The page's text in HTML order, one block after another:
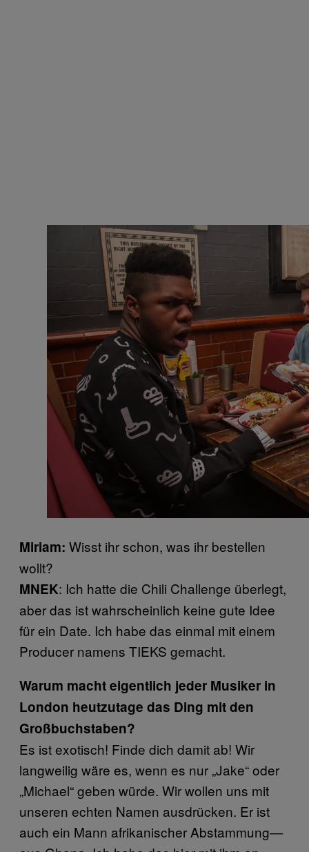
Miriam: Wisst ihr schon, was ihr bestellen
wollt?
MNEK: Ich hatte die Chili Challenge überlegt,
aber das ist wahrscheinlich keine gute Idee
für ein Date. Ich habe das einmal mit einem
Producer namens TIEKS gemacht.
Warum macht eigentlich jeder Musiker in
London heutzutage das Ding mit den
Großbuchstaben?
Es ist exotisch! Finde dich damit ab! Wir
langweilig wäre es, wenn es nur „Jake“ oder
„Michael“ geben würde. Wir wollen uns mit
unseren echten Namen ausdrücken. Er ist
auch ein Mann afrikanischer Abstammung—